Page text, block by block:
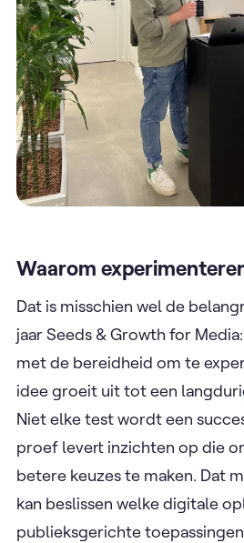
Waarom
Dat is misschien wel de
jaar Seeds & Growth for
met de bereidheid om te
idee groeit uit tot een
Niet elke test wordt een
proef levert inzichten op die
betere keuzes te maken. Dat
kan beslissen welke digitale
publieksgerichte